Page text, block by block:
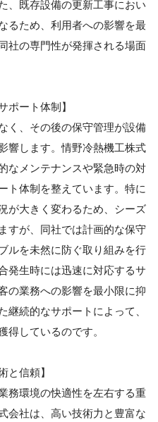
、既存設備の更新工事におい
るため、利用者への影響を最
社の専門性が発揮される場面
ポート体制】
く、その後の保守管理が設備
響します。情野冷熱機工株式
なメンテナンスや緊急時の対
ト体制を整えています。特に
が大きく変わるため、シーズ
すが、同社では計画的な保守
ルを未然に防ぐ取り組みを行
発生時には迅速に対応するサ
の業務への影響を最小限に抑
継続的なサポートによって、
得しているのです。
と信頼】
務環境の快適性を左右する重
会社は、高い技術力と豊富な